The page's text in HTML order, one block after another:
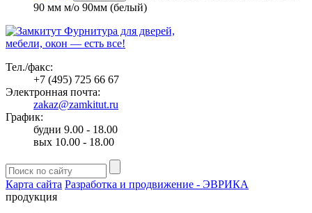
90 мм м/о 90мм (белый)
Фурнитура для дверей,
мебели, окон — есть все!
Тел./факс:
+7 (495) 725 66 67
Электронная почта:
zakaz@zamkitut.ru
График:
будни 9.00 - 18.00
вых 10.00 - 18.00
Карта сайта Разработка и продвижение - ЭВРИКА
продукция